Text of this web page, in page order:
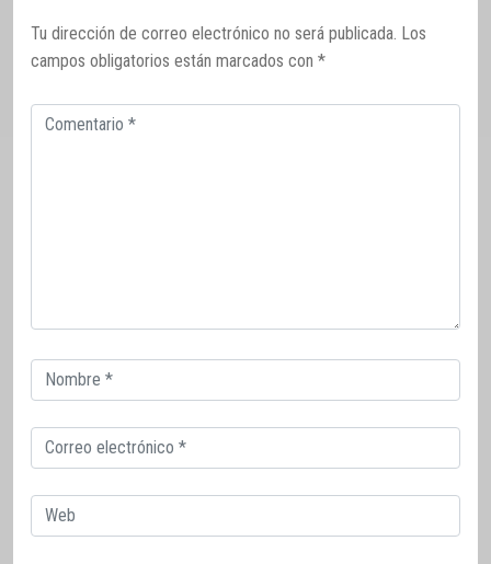
Tu dirección de correo electrónico no será publicada. Los
campos obligatorios están marcados con *
Comentario
Correo
electrónico
Correo
electrónico
Web